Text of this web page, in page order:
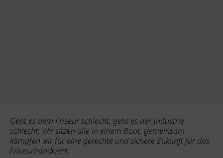
Geht es dem Friseur schlecht, geht es der Industrie
schlecht. Wir sitzen alle in einem Boot, gemeinsam
kämpfen wir für eine gerechte und sichere Zukunft für das
Friseurhandwerk.